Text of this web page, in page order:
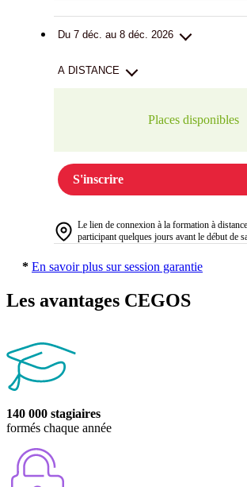
Du 7 déc. au 8 déc. 2026
A DISTANCE
Places disponibles
S'inscrire
Le lien de connexion à la formation à
participant quelques jours avant le début de
* En savoir plus sur session garantie
Les avantages CEGOS
140 000 stagiaires
formés chaque année